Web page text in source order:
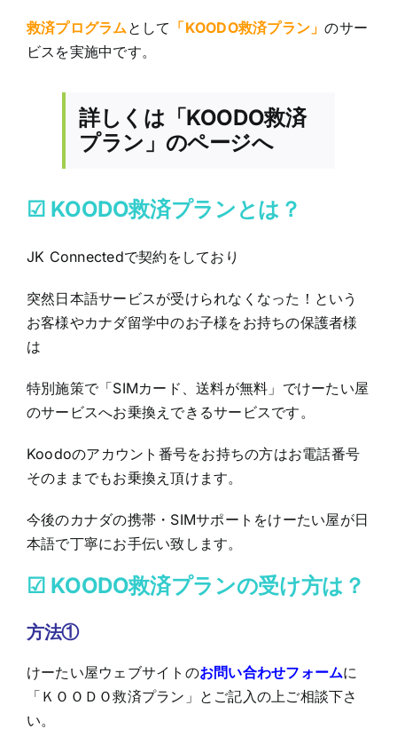
救済プログラム として 「KOODO救済プラン」のサー
ビスを実施中です。
詳しくは「KOODO救済
プラン」のページへ
☑ KOODO救済プランとは？
JK Connectedで契約をしており
突然日本語サービスが受けられなくなった！という
お客様やカナダ留学中のお子様をお持ちの保護者様
は
特別施策で「SIMカード、送料が無料」でけーたい屋
のサービスへお乗換えできるサービスです。
Koodoのアカウント番号をお持ちの方はお電話番号
そのままでもお乗換え頂けます。
今後のカナダの携帯・SIMサポートをけーたい屋が日
本語で丁寧にお手伝い致します。
☑ KOODO救済プランの受け方は？
方法①
けーたい屋ウェブサイトのお問い合わせフォームに
「ＫＯＯＤＯ救済プラン」とご記入の上ご相談下さ
い。